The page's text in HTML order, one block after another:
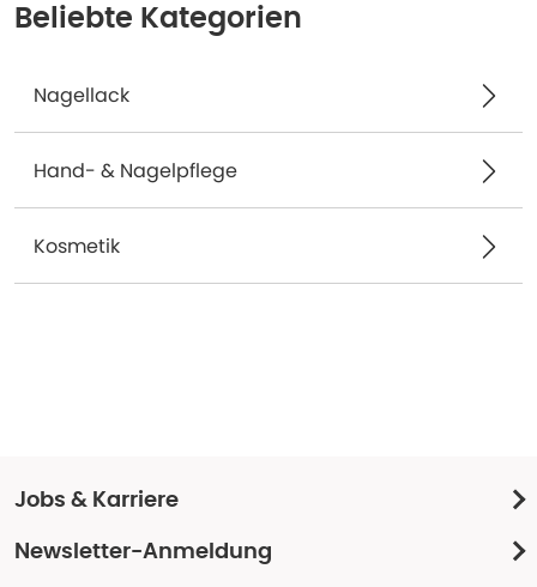
Beliebte Kategorien
Nagellack
Hand- & Nagelpflege
Kosmetik
Jobs & Karriere
Newsletter-Anmeldung